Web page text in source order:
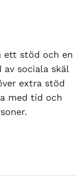
ett stöd och en
sociala skäl
extra stöd
med tid och